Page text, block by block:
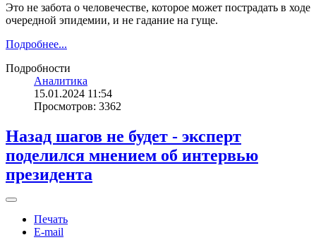
Это не забота о человечестве, которое может пострадать в ходе
очередной эпидемии, и не гадание на гуще.
Подробнее...
Подробности
Аналитика
15.01.2024 11:54
Просмотров: 3362
Назад шагов не будет - эксперт
поделился мнением об интервью
президента
Печать
E-mail